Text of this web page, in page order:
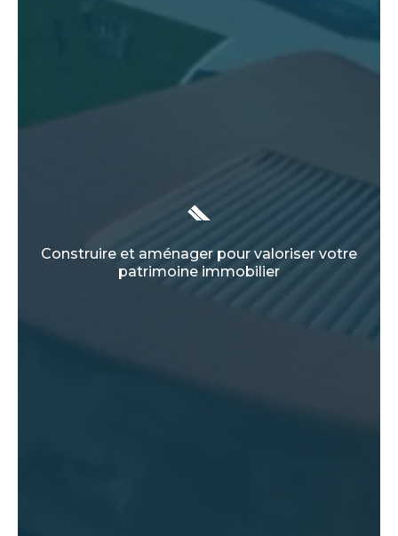
Construire et aménager pour valoriser votre
patrimoine immobilier